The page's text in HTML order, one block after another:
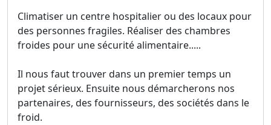
Climatiser un centre hospitalier ou des locaux pour
des personnes fragiles. Réaliser des chambres
froides pour une sécurité alimentaire.....
Il nous faut trouver dans un premier temps un
projet sérieux. Ensuite nous démarcherons nos
partenaires, des fournisseurs, des sociétés dans le
froid.